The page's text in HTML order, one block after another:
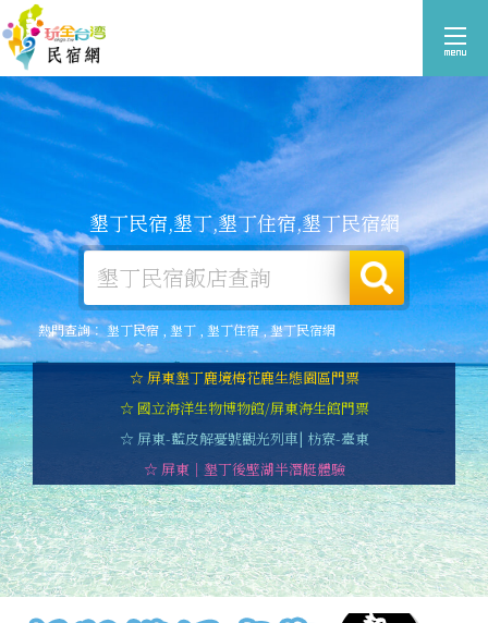
墾丁民宿,墾丁,墾丁住宿,墾丁民宿網
熱門查詢：墾丁民宿 ,墾丁,墾丁住宿,墾丁民宿網
☆ 屏東墾丁鹿境梅花鹿生態園區門票
☆ 國立海洋生物博物館/屏東海生館門票
☆ 屏東-藍皮解憂號觀光列車| 枋寮-臺東
☆ 屏東｜墾丁後壁湖半潛艇體驗